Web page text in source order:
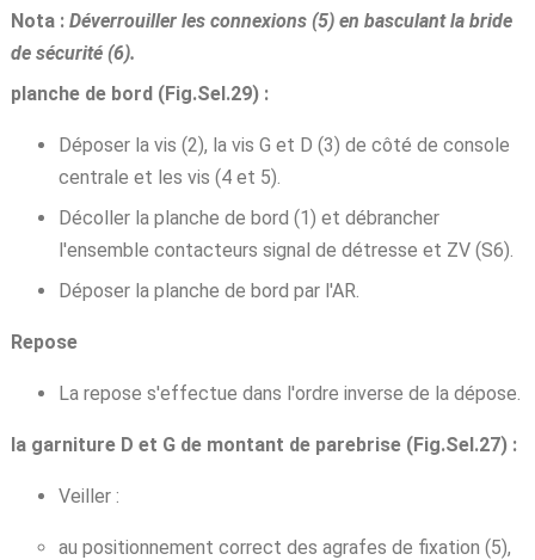
Nota : Déverrouiller les connexions (5) en basculant la bride
de sécurité (6).
planche de bord (Fig.Sel.29) :
Déposer la vis (2), la vis G et D (3) de côté de console
centrale et les vis (4 et 5).
Décoller la planche de bord (1) et débrancher
l'ensemble contacteurs signal de détresse et ZV (S6).
Déposer la planche de bord par l'AR.
Repose
La repose s'effectue dans l'ordre inverse de la dépose.
la garniture D et G de montant de parebrise (Fig.Sel.27) :
Veiller :
au positionnement correct des agrafes de fixation (5),